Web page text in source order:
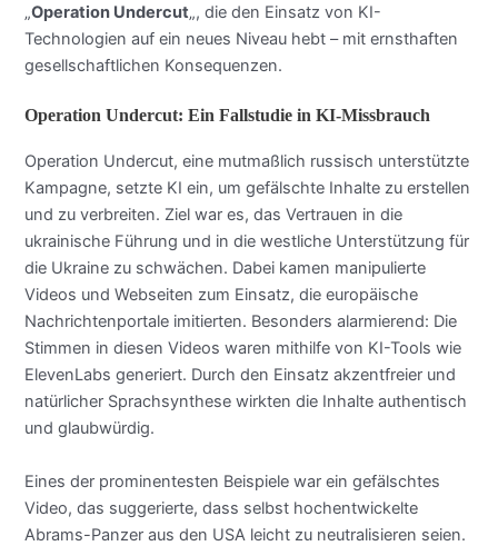
„Operation Undercut„, die den Einsatz von KI-
Technologien auf ein neues Niveau hebt – mit ernsthaften
gesellschaftlichen Konsequenzen.
Operation Undercut: Ein Fallstudie in KI-Missbrauch
Operation Undercut, eine mutmaßlich russisch unterstützte
Kampagne, setzte KI ein, um gefälschte Inhalte zu erstellen
und zu verbreiten. Ziel war es, das Vertrauen in die
ukrainische Führung und in die westliche Unterstützung für
die Ukraine zu schwächen. Dabei kamen manipulierte
Videos und Webseiten zum Einsatz, die europäische
Nachrichtenportale imitierten. Besonders alarmierend: Die
Stimmen in diesen Videos waren mithilfe von KI-Tools wie
ElevenLabs generiert. Durch den Einsatz akzentfreier und
natürlicher Sprachsynthese wirkten die Inhalte authentisch
und glaubwürdig.
Eines der prominentesten Beispiele war ein gefälschtes
Video, das suggerierte, dass selbst hochentwickelte
Abrams-Panzer aus den USA leicht zu neutralisieren seien.